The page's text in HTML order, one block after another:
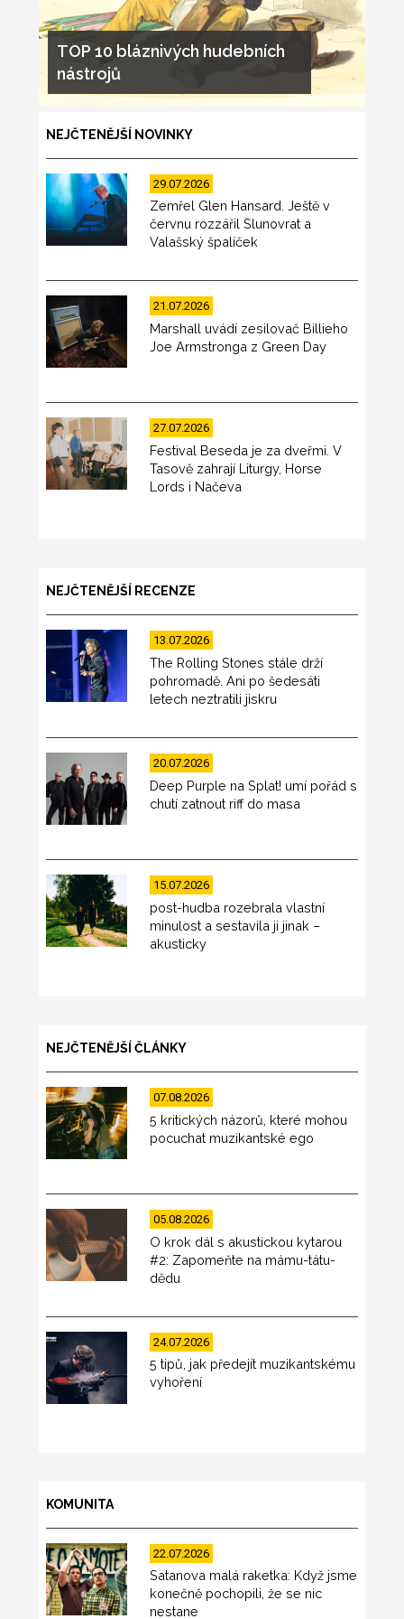
TOP 10 bláznivých hudebních
nástrojů
NEJČTENĚJŠÍ NOVINKY
29.07.2026
Zemřel Glen Hansard. Ještě v
červnu rozzářil Slunovrat a
Valašský špalíček
21.07.2026
Marshall uvádí zesilovač Billieho
Joe Armstronga z Green Day
27.07.2026
Festival Beseda je za dveřmi. V
Tasově zahrají Liturgy, Horse
Lords i Načeva
NEJČTENĚJŠÍ RECENZE
13.07.2026
The Rolling Stones stále drží
pohromadě. Ani po šedesáti
letech neztratili jiskru
20.07.2026
Deep Purple na Splat! umí pořád s
chutí zatnout riff do masa
15.07.2026
post-hudba rozebrala vlastní
minulost a sestavila ji jinak –
akusticky
NEJČTENĚJŠÍ ČLÁNKY
07.08.2026
5 kritických názorů, které mohou
pocuchat muzikantské ego
05.08.2026
O krok dál s akustickou kytarou
#2: Zapomeňte na mámu-tátu-
dědu
24.07.2026
5 tipů, jak předejít muzikantskému
vyhoření
KOMUNITA
22.07.2026
Satanova malá raketka: Když jsme
konečně pochopili, že se nic
nestane